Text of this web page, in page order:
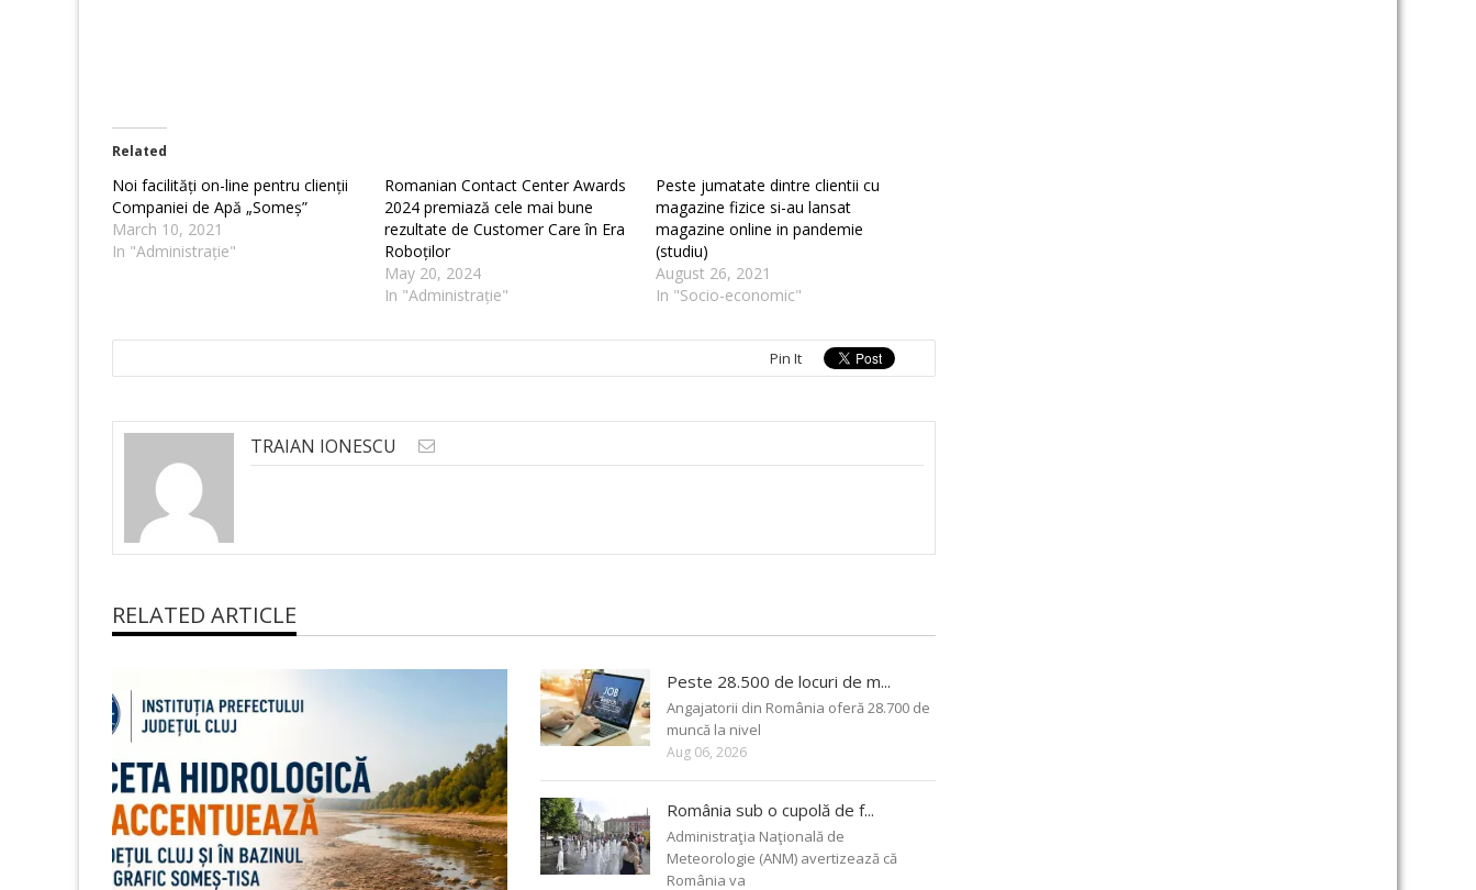
Related
Noi facilități on-line pentru clienții
Companiei de Apă „Someș”
March 10, 2021
In "Administrație"
Romanian Contact Center Awards
2024 premiază cele mai bune
rezultate de Customer Care în Era
Roboților
May 20, 2024
In "Administrație"
Peste jumatate dintre clientii cu
magazine fizice si-au lansat
magazine online in pandemie
(studiu)
August 26, 2021
In "Socio-economic"
Pin It
TRAIAN IONESCU
RELATED ARTICLE
Peste 28.500 de locuri de m...
Angajatorii din România oferă 28.700 de
muncă la nivel
Aug 06, 2026
România sub o cupolă de f...
Administraţia Naţională de
Meteorologie (ANM) avertizează că
România va